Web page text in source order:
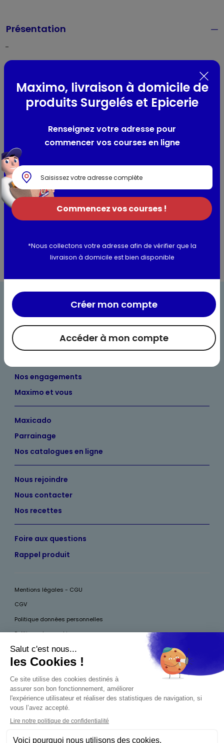
Présentation
-
Utilisation et conservation
sirop de glucose-fructose, purée d'abricots, gélifiant :
pectines, acidifiant : acide citrique, antioxydant : acide
Préparée avec 35 g de fruits pour 100 g
Valeurs nutritionnelles
Informations complémentaires
Nos engagements
Maximo et vous
Maxicado
Parrainage
Nos catalogues en ligne
Nous rejoindre
Nous contacter
Nos recettes
Foire aux questions
Rappel produit
Mentions légales - CGU
CGV
Politique données personnelles
Politique des cookies
Accessibilité
Pour votre santé, mangez au moins cinq fruits et légumes par jour, plus
d’infos surwww.mangerbouger.fr
aux mineurs de moins de 18 ans
Maximo, livraison à domicile de
produits Surgelés et Epicerie
Renseignez votre adresse pour
commencer vos courses en ligne
Commencez vos courses !
*Nous collectons votre adresse afin de vérifier que la
livraison à domicile est bien disponible
Accéder à mon compte
Créer mon compte